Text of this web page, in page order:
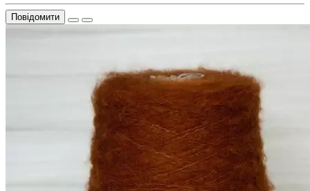
Повідомити